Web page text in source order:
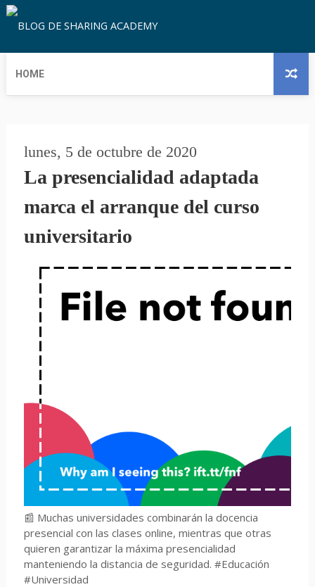
HOME
lunes, 5 de octubre de 2020
La presencialidad adaptada
marca el arranque del curso
universitario
📰 Muchas universidades combinarán la docencia
presencial con las clases online, mientras que otras
quieren garantizar la máxima presencialidad
manteniendo la distancia de seguridad. #Educación
#Universidad